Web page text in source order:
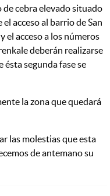
de cebra elevado situado
acceso al barrio de San
el acceso a los números
deberán realizarse
ésta segunda fase se
la zona que quedará
las molestias que esta
de antemano su